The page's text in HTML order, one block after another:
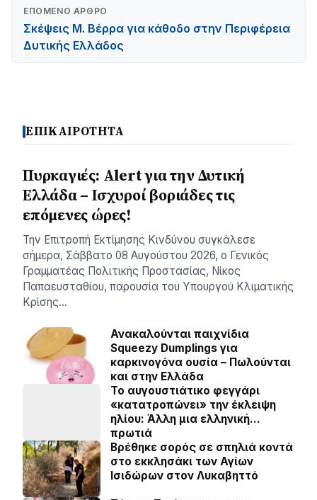
ΕΠΌΜΕΝΟ ΆΡΘΡΟ
Σκέψεις Μ. Βέρρα για κάθοδο στην Περιφέρεια
Δυτικής Ελλάδος
ΕΠΙΚΑΙΡΟΤΗΤΑ
Πυρκαγιές: Alert για την Δυτική
Ελλάδα – Ισχυροί βοριάδες τις
επόμενες ώρες!
Την Επιτροπή Εκτίμησης Κινδύνου συγκάλεσε
σήμερα, Σάββατο 08 Αυγούστου 2026, ο Γενικός
Γραμματέας Πολιτικής Προστασίας, Νίκος
Παπαευσταθίου, παρουσία του Υπουργού Κλιματικής
Κρίσης…
Ανακαλούνται παιχνίδια
Squeezy Dumplings για
καρκινογόνα ουσία – Πωλούνται
και στην Ελλάδα
Το αυγουστιάτικο φεγγάρι
«κατατροπώνει» την έκλειψη
ηλίου: Άλλη μια ελληνική…
πρωτιά
Βρέθηκε σορός σε σπηλιά κοντά
στο εκκλησάκι των Αγίων
Ισιδώρων στον Λυκαβηττό